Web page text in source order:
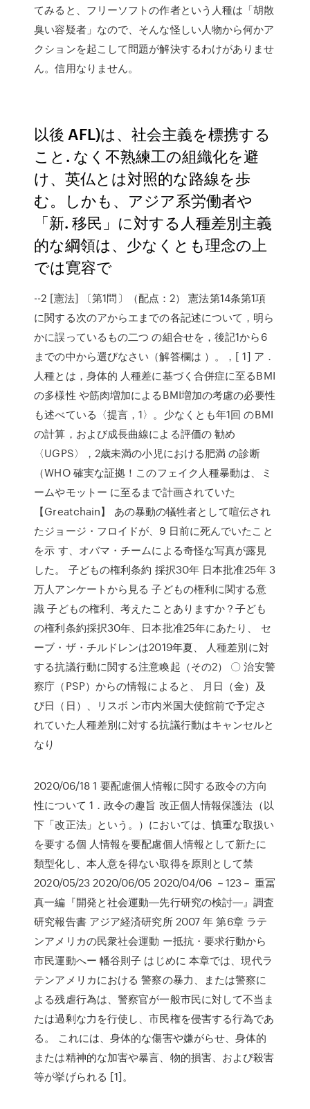
てみると、フリーソフトの作者という人種は「胡散
臭い容疑者」なので、そんな怪しい人物から何かア
クションを起こして問題が解決するわけがありませ
ん。信用なりません。
以後 AFL)は、社会主義を標携する
こと. なく不熟練工の組織化を避
け、英仏とは対照的な路線を歩
む。しかも、アジア系労働者や
「新. 移民」に対する人種差別主義
的な綱領は、少なくとも理念の上
では寛容で
--2 [憲法] 〔第1問〕（配点：2） 憲法第14条第1項
に関する次のアからエまでの各記述について，明ら
かに誤っているもの二つ の組合せを，後記1から6
までの中から選びなさい（解答欄は ）。，[ 1] ア．
人種とは，身体的 人種差に基づく合併症に至るBMI
の多様性 や筋肉増加によるBMI増加の考慮の必要性
も述べている〈提言，1〉。少なくとも年1回 のBMI
の計算，および成長曲線による評価の 勧め
〈UGPS〉，2歳未満の小児における肥満 の診断
（WHO 確実な証拠！このフェイク人種暴動は、ミ
ームやモットー に至るまで計画されていた
【Greatchain】 あの暴動の犠牲者として喧伝され
たジョージ・フロイドが、9 日前に死んでいたこと
を示 す、オバマ・チームによる奇怪な写真が露見
した。 子どもの権利条約 採択30年 日本批准25年 3
万人アンケートから見る 子どもの権利に関する意
識 子どもの権利、考えたことありますか？子ども
の権利条約採択30年、日本批准25年にあたり、 セ
ーブ・ザ・チルドレンは2019年夏、 人種差別に対
する抗議行動に関する注意喚起（その2） 〇 治安警
察庁（PSP）からの情報によると、 月日（金）及
び日（日）、リスボ ン市内米国大使館前で予定さ
れていた人種差別に対する抗議行動はキャンセルと
なり
2020/06/18 1 要配慮個人情報に関する政令の方向
性について 1．政令の趣旨 改正個人情報保護法（以
下「改正法」という。）においては、慎重な取扱い
を要する個 人情報を要配慮個人情報として新たに
類型化し、本人意を得ない取得を原則として禁
2020/05/23 2020/06/05 2020/04/06 －123－ 重冨
真一編『開発と社会運動―先行研究の検討―』調査
研究報告書 アジア経済研究所 2007 年 第6章 ラテ
ンアメリカの民衆社会運動 ー抵抗・要求行動から
市民運動へー 幡谷則子 はじめに 本章では、現代ラ
テンアメリカにおける 警察の暴力、または警察に
よる残虐行為は、警察官が一般市民に対して不当ま
たは過剰な力を行使し、市民権を侵害する行為であ
る。 これには、身体的な傷害や嫌がらせ、身体的
または精神的な加害や暴言、物的損害、および殺害
等が挙げられる [1]。